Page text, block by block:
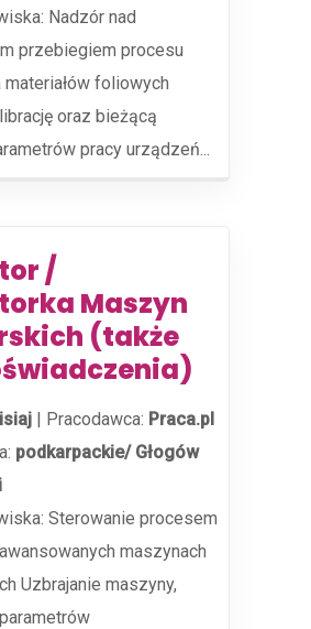
Nadzór nad
przebiegiem procesu
foliowych
oraz bieżącą
pracy urządzeń...
/
Maszyn
(także
| Pracodawca: Praca.pl
podkarpackie/ Głogów
Sterowanie procesem
maszynach
Uzbrajanie maszyny,